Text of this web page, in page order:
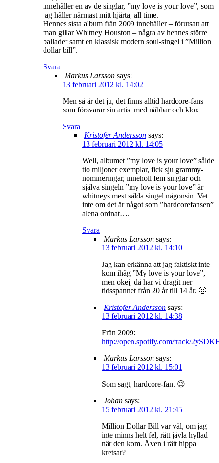
innehåller en av de singlar, ”my love is your love”, som
jag håller närmast mitt hjärta, all time.
Hennes sista album från 2009 innehåller – förutsatt att
man gillar Whitney Houston – några av hennes större
ballader samt en klassisk modern soul-singel i ”Million
dollar bill”.
Svara
Markus Larsson says:
13 februari 2012 kl. 14:02
Men så är det ju, det finns alltid hardcore-fans
som försvarar sin artist med näbbar och klor.
Svara
Kristofer Andersson says:
13 februari 2012 kl. 14:05
Well, albumet ”my love is your love” sålde
tio miljoner exemplar, fick sju grammy-
nomineringar, innehöll fem singlar och
själva singeln ”my love is your love” är
whitneys mest sålda singel någonsin. Vet
inte om det är något som ”hardcorefansen”
alena ordnat….
Svara
Markus Larsson says:
13 februari 2012 kl. 14:10
Jag kan erkänna att jag faktiskt inte
kom ihåg ”My love is your love”,
men okej, då har vi dragit ner
tidsspannet från 20 år till 14 år. 🙂
Kristofer Andersson says:
13 februari 2012 kl. 14:38
Från 2009:
http://open.spotify.com/track/
Markus Larsson says:
13 februari 2012 kl. 15:01
Som sagt, hardcore-fan. 😉
Johan says:
15 februari 2012 kl. 21:45
Million Dollar Bill var väl, om jag
inte minns helt fel, rätt jävla hyllad
när den kom. Även i rätt hippa
kretsar?